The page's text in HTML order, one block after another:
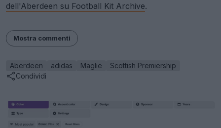
dell'Aberdeen su Football Kit Archive.
Mostra commenti
Aberdeen adidas Maglie
Scottish Premiership
Condividi